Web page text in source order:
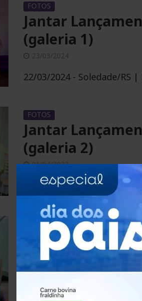
FOTOS
Jantar
(galeria 1)
23/03/2024
22/03/2024 - Soledade/RS
FOTOS
Jantar
(galeria 2)
01/04/2023
31/03/2023 - Soledade/RS
FOTOS
Jantar
(galeria 1)
01/04/2023
31/03/2023 - Soledade/RS
Exposol 2026 – Sábado